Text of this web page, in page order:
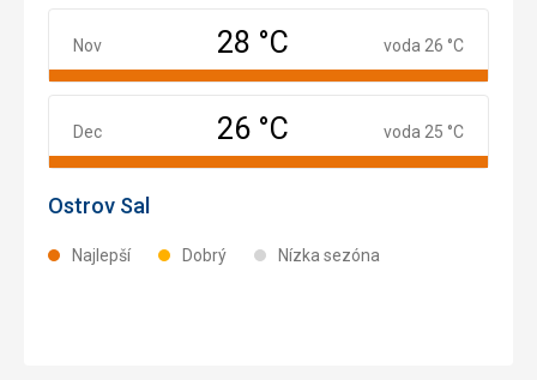
Ostrov Sal
Najlepší Dobrý Nízka sezóna
November
Nov 28 °C voda 26 °C
December
Dec 26 °C voda 25 °C